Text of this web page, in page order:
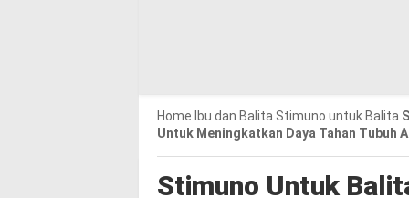
Home Ibu dan Balita Stimuno untuk Balita
Untuk Meningkatkan Daya Tahan Tubuh
Stimuno Untuk